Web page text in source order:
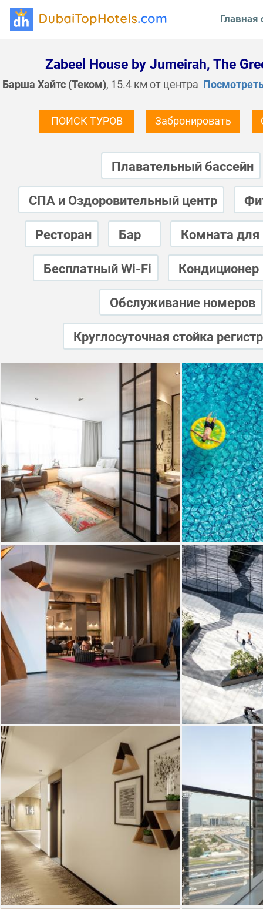
Главная
Zabeel House by Jumeirah, The
Барша Хайтс (Теком), 15.4 км от центра
Забронировать
ПОИСК ТУРОВ
Плавательный бассейн
СПА и Оздоровительный центр
Ресторан Бар Комната
Бесплатный Wi-Fi Кондиционер
Обслуживание номеров
Круглосуточная стойка